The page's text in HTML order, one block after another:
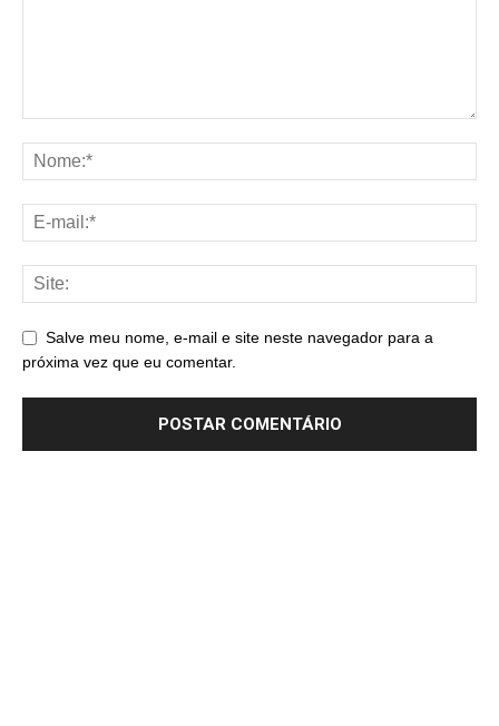
Salve meu nome, e-mail e site neste navegador para a
próxima vez que eu comentar.